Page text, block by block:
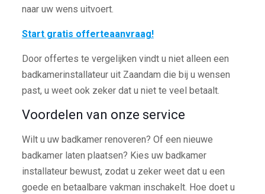
naar uw wens uitvoert.
Start gratis offerteaanvraag!
Door offertes te vergelijken vindt u niet alleen een
badkamerinstallateur uit Zaandam die bij u wensen
past, u weet ook zeker dat u niet te veel betaalt.
Voordelen van onze service
Wilt u uw badkamer renoveren? Of een nieuwe
badkamer laten plaatsen? Kies uw badkamer
installateur bewust, zodat u zeker weet dat u een
goede en betaalbare vakman inschakelt. Hoe doet u